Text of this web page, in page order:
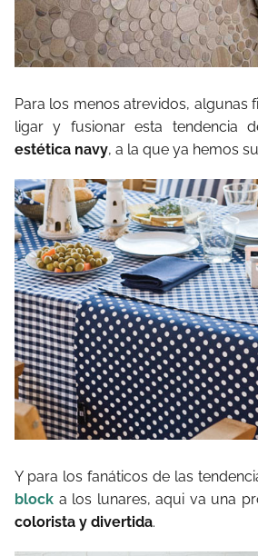
Para los menos atrevidos, algunas
ligar y fusionar esta tendencia
estética navy, a la que ya hemos
Y para los fanáticos de las
block a los lunares, aqui va una
colorista y divertida.